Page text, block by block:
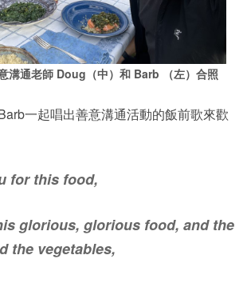
溝通老師 Doug（中）和 Barb （左）合照
一起唱出善意溝通活動的飯前歌來歡
for this food,
glorious, glorious food, and the
the vegetables,